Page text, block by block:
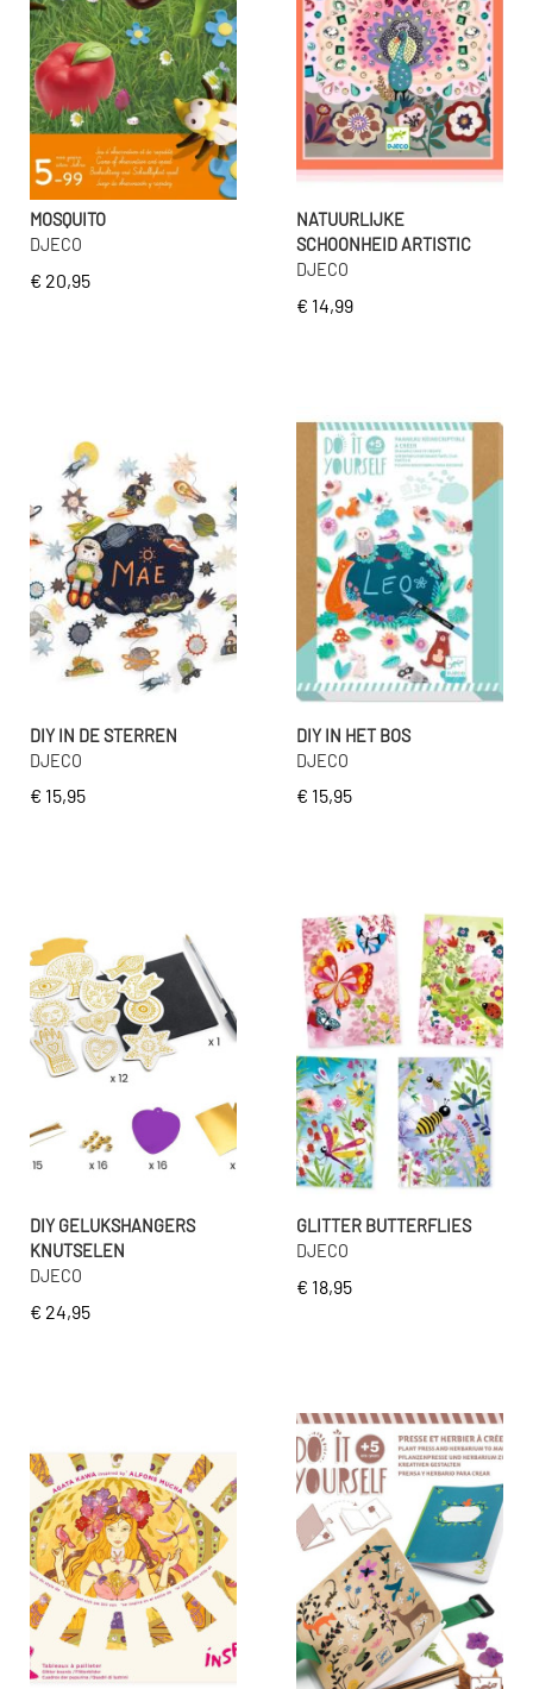
MOSQUITO
DJECO
€ 20,95
NATUURLIJKE
SCHOONHEID ARTISTIC
DJECO
€ 14,99
DIY IN DE STERREN
DJECO
€ 15,95
DIY IN HET BOS
DJECO
€ 15,95
DIY GELUKSHANGERS
KNUTSELEN
DJECO
€ 24,95
GLITTER BUTTERFLIES
DJECO
€ 18,95